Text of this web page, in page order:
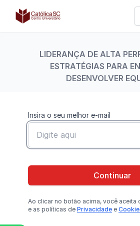
Católica SC | Experts
LIDERANÇA DE ALTA
ESTRATÉGIAS PARA
DESENVOLVER
Insira o seu melhor e-mail
Continuar
Ao clicar no botão acima, você aceita
e as políticas de Privacidade e